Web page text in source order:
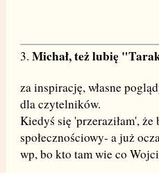
3. Michał, też lubię
za inspirację, własne
dla czytelników.
Kiedyś się 'przeraziłam',
społecznościowy- a już
wp, bo kto tam wie co